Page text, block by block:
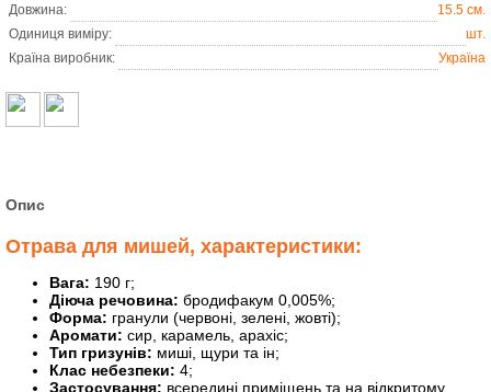
Довжина:
15.5 см.
Одиниця виміру:
шт.
Країна виробник:
Україна
Опис
Отрава для мишей, характеристики:
Вага: 190 г;
Діюча речовина: бродифакум 0,005%;
Форма: гранули (червоні, зелені, жовті);
Аромати: сир, карамель, арахіс;
Тип гризунів: миші, щури та ін;
Клас небезпеки: 4;
Застосування: всередині приміщень та на відкритому